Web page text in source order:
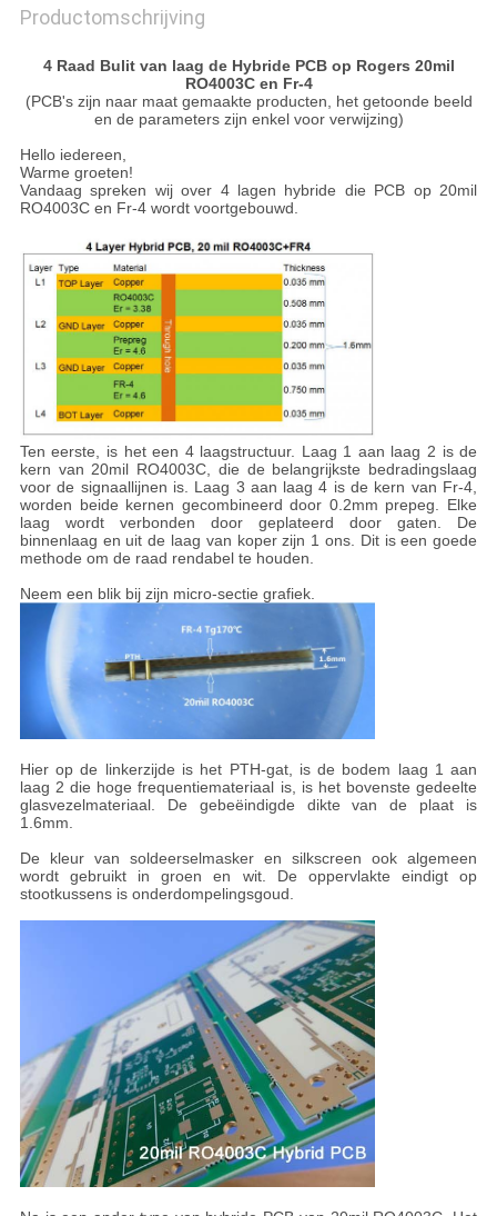
Productomschrijving
4 Raad Bulit van laag de Hybride PCB op Rogers 20mil
RO4003C en Fr-4
(PCB's zijn naar maat gemaakte producten, het getoonde beeld
en de parameters zijn enkel voor verwijzing)
Hello iedereen,
Warme groeten!
Vandaag spreken wij over 4 lagen hybride die PCB op 20mil
RO4003C en Fr-4 wordt voortgebouwd.
Ten eerste, is het een 4 laagstructuur. Laag 1 aan laag 2 is de
kern van 20mil RO4003C, die de belangrijkste bedradingslaag
voor de signaallijnen is. Laag 3 aan laag 4 is de kern van Fr-4,
worden beide kernen gecombineerd door 0.2mm prepeg. Elke
laag wordt verbonden door geplateerd door gaten. De
binnenlaag en uit de laag van koper zijn 1 ons. Dit is een goede
methode om de raad rendabel te houden.
Neem een blik bij zijn micro-sectie grafiek.
Hier op de linkerzijde is het PTH-gat, is de bodem laag 1 aan
laag 2 die hoge frequentiemateriaal is, is het bovenste gedeelte
glasvezelmateriaal. De gebeëindigde dikte van de plaat is
1.6mm.
De kleur van soldeerselmasker en silkscreen ook algemeen
wordt gebruikt in groen en wit. De oppervlakte eindigt op
stootkussens is onderdompelingsgoud.